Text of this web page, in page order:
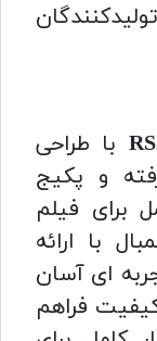
با طراحی
و پکیج
برای فیلم
با ارائه
ای آسان
فراهم